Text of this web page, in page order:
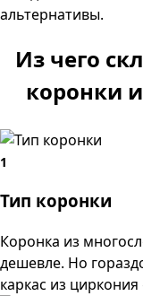
альтернативы.
Из чего
коронки
1
Тип коронки
Коронка из
дешевле. Но
каркас из